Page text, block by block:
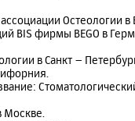
Остеологии в
BIS фирмы BEGO в
в Санкт –
Москве.